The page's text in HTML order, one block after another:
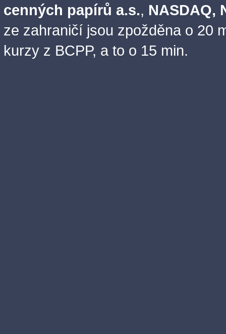
cenných papírů a.s., NASDAQ,
ze zahraničí jsou zpožděna o 20
kurzy z BCPP, a to o 15 min.